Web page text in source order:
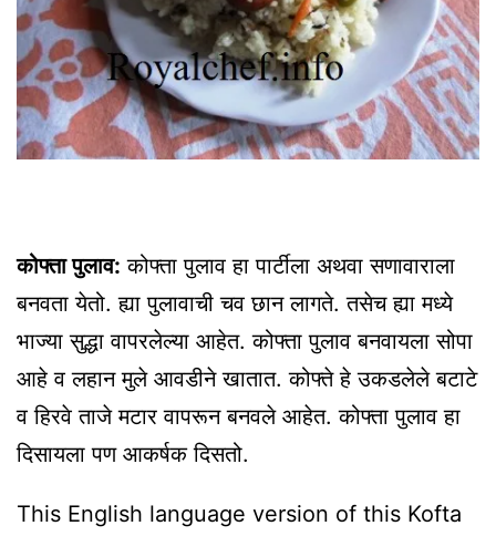
कोफ्ता पुलाव: कोफ्ता पुलाव हा पार्टीला अथवा सणावाराला
बनवता येतो. ह्या पुलावाची चव छान लागते. तसेच ह्या मध्ये
भाज्या सुद्धा वापरलेल्या आहेत. कोफ्ता पुलाव बनवायला सोपा
आहे व लहान मुले आवडीने खातात. कोफ्ते हे उकडलेले बटाटे
व हिरवे ताजे मटार वापरून बनवले आहेत. कोफ्ता पुलाव हा
दिसायला पण आकर्षक दिसतो.
This English language version of this Kofta